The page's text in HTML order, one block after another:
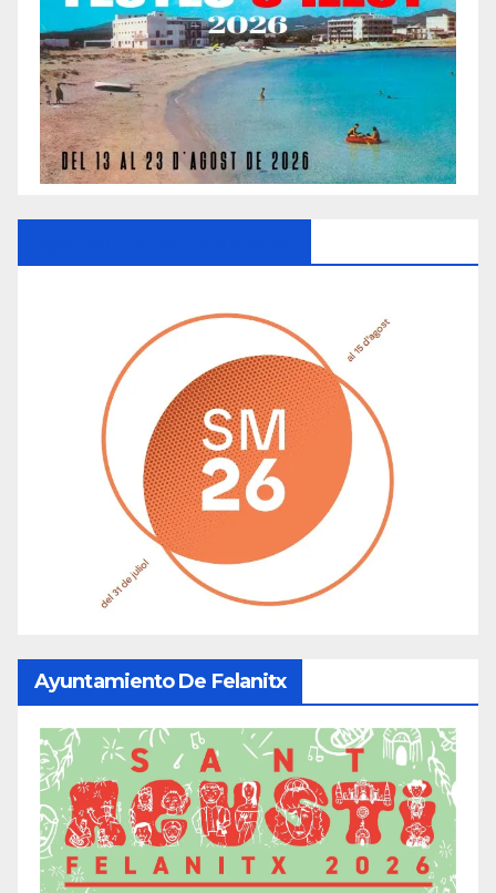
Ayuntamiento De Felanitx